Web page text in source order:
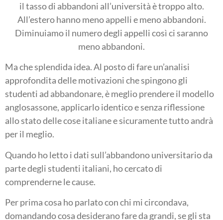
il tasso di abbandoni all’università è troppo alto.
All’estero hanno meno appelli e meno abbandoni.
Diminuiamo il numero degli appelli così ci saranno
meno abbandoni.
Ma che splendida idea. Al posto di fare un’analisi
approfondita delle motivazioni che spingono gli
studenti ad abbandonare, è meglio prendere il modello
anglosassone, applicarlo identico e senza riflessione
allo stato delle cose italiane e sicuramente tutto andrà
per il meglio.
Quando ho letto i dati sull’abbandono universitario da
parte degli studenti italiani, ho cercato di
comprenderne le cause.
Per prima cosa ho parlato con chi mi circondava,
domandando cosa desiderano fare da grandi, se gli sta